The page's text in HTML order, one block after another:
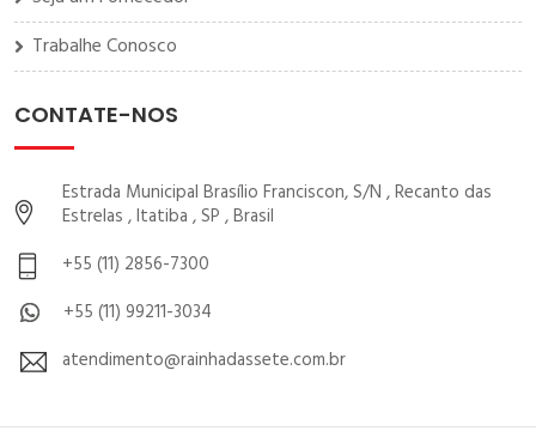
Trabalhe Conosco
CONTATE-NOS
Estrada Municipal Brasílio Franciscon, S/N , Recanto das
Estrelas , Itatiba , SP , Brasil
+55 (11) 2856-7300
+55 (11) 99211-3034
atendimento@rainhadassete.com.br